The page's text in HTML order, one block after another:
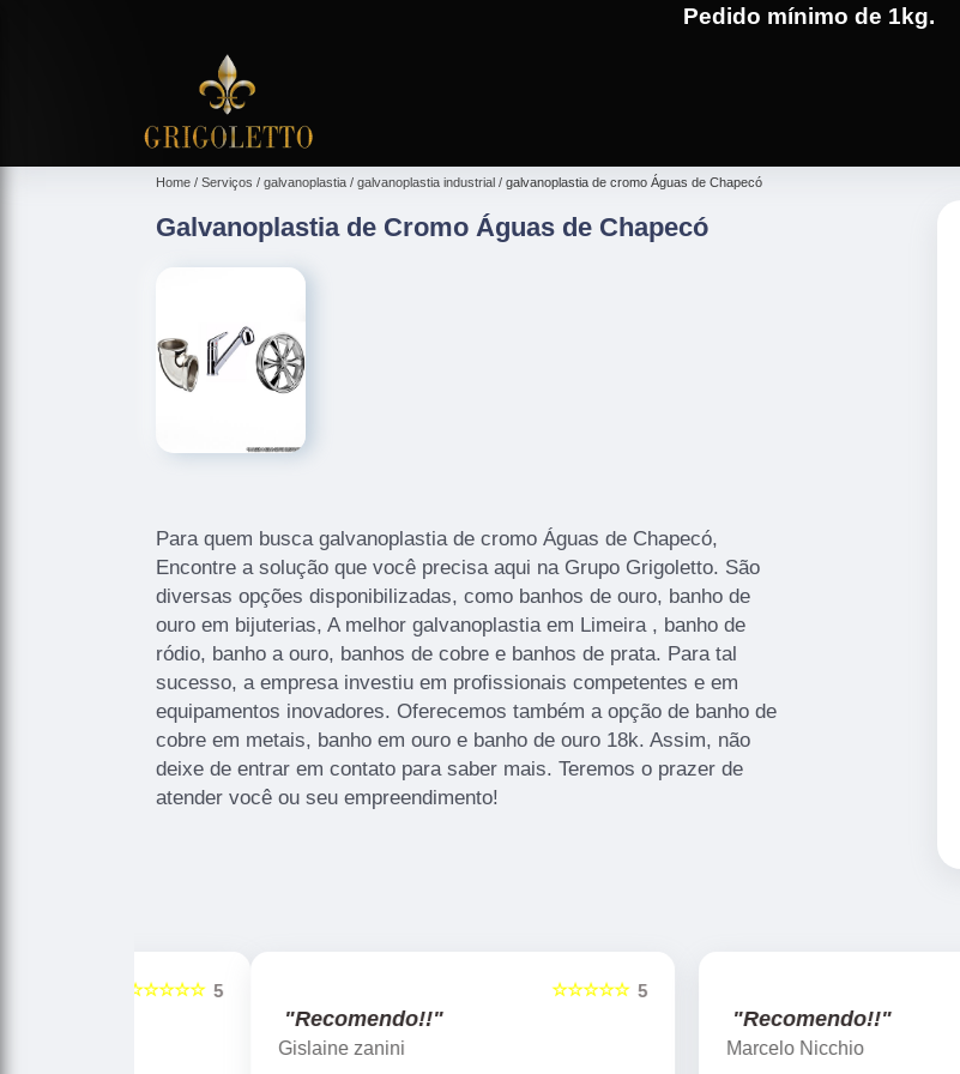
Pedido mínimo de 1kg.
(19)3701-4682
Home Serviços galvanoplastia galvanoplastia industrial galvanoplastia de cromo Águas de Chapecó
Galvanoplastia de Cromo Águas de Chapecó
Para quem busca galvanoplastia de cromo Águas de Chapecó,
Encontre a solução que você precisa aqui na Grupo Grigoletto. São
diversas opções disponibilizadas, como banhos de ouro, banho de
ouro em bijuterias, A melhor galvanoplastia em Limeira , banho de
ródio, banho a ouro, banhos de cobre e banhos de prata. Para tal
sucesso, a empresa investiu em profissionais competentes e em
equipamentos inovadores. Oferecemos também a opção de banho de
cobre em metais, banho em ouro e banho de ouro 18k. Assim, não
deixe de entrar em contato para saber mais. Teremos o prazer de
atender você ou seu empreendimento!
"Recomendo!!"
Gislaine zanini
"Recomendo!!"
Marcelo Nicchio